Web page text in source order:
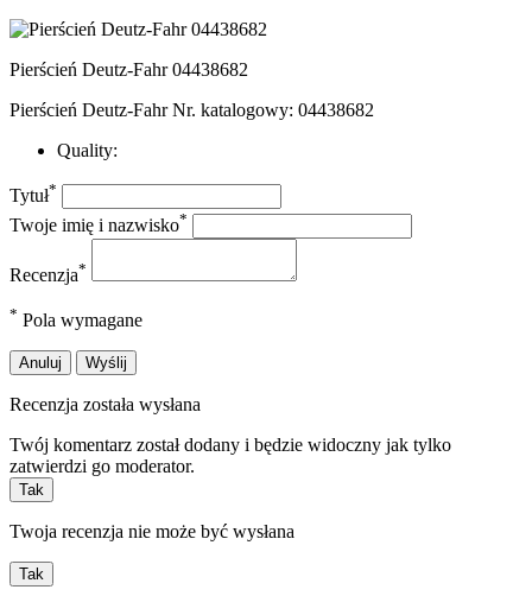
Pierścień Deutz-Fahr 04438682
Pierścień Deutz-Fahr Nr. katalogowy: 04438682
Quality:
Tytuł*
Twoje imię i nazwisko*
Recenzja*
* Pola wymagane
Anuluj Wyślij
Recenzja została wysłana
Twój komentarz został dodany i będzie widoczny jak tylko
zatwierdzi go moderator.
Tak
Twoja recenzja nie może być wysłana
Tak